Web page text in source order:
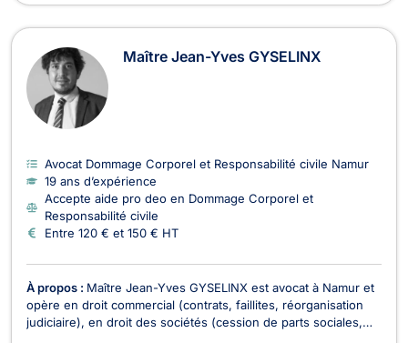
Maître Jean-Yves GYSELINX
Avocat Dommage Corporel et Responsabilité civile Namur
19 ans d’expérience
Accepte aide pro deo en Dommage Corporel et
Responsabilité civile
Entre 120 € et 150 € HT
À propos : Maître Jean-Yves GYSELINX est avocat à Namur et
opère en droit commercial (contrats, faillites, réorganisation
judiciaire), en droit des sociétés (cession de parts sociales,